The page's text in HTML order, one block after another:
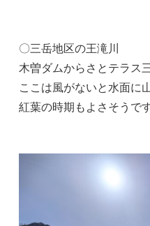
〇三岳地区の王滝川
木曽ダムからさとテラス
ここは風がないと水面に
紅葉の時期もよさそうです